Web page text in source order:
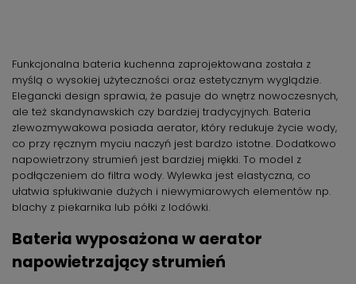
Funkcjonalna bateria kuchenna zaprojektowana została z
myślą o wysokiej użyteczności oraz estetycznym wyglądzie.
Elegancki design sprawia, że pasuje do wnętrz nowoczesnych,
ale też skandynawskich czy bardziej tradycyjnych. Bateria
zlewozmywakowa posiada aerator, który redukuje życie wody,
co przy ręcznym myciu naczyń jest bardzo istotne. Dodatkowo
napowietrzony strumień jest bardziej miękki. To model z
podłączeniem do filtra wody. Wylewka jest elastyczna, co
ułatwia spłukiwanie dużych i niewymiarowych elementów np.
blachy z piekarnika lub półki z lodówki.
Bateria wyposażona w aerator
napowietrzający strumień